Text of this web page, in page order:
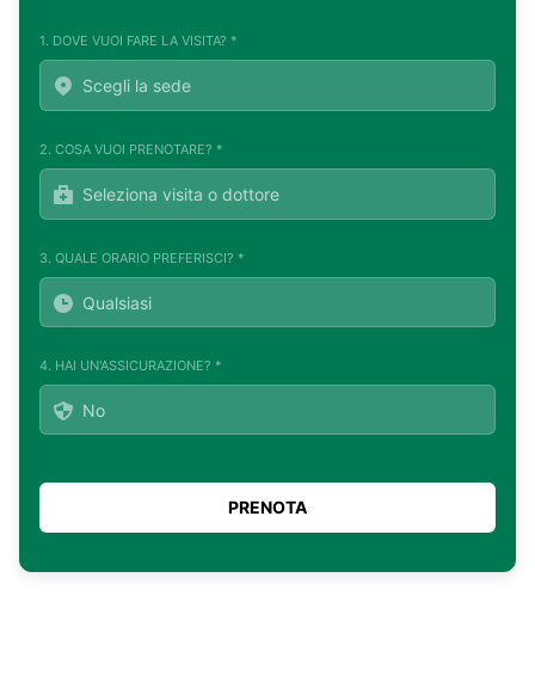
1. DOVE VUOI FARE LA VISITA? *
2. COSA VUOI PRENOTARE? *
3. QUALE ORARIO PREFERISCI? *
4. HAI UN'ASSICURAZIONE? *